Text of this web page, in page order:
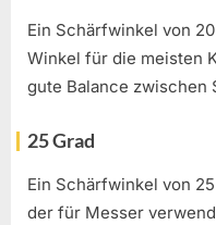
Ein Schärfwinkel von
Winkel für die meisten
gute Balance zwischen
25 Grad
Ein Schärfwinkel von
der für Messer